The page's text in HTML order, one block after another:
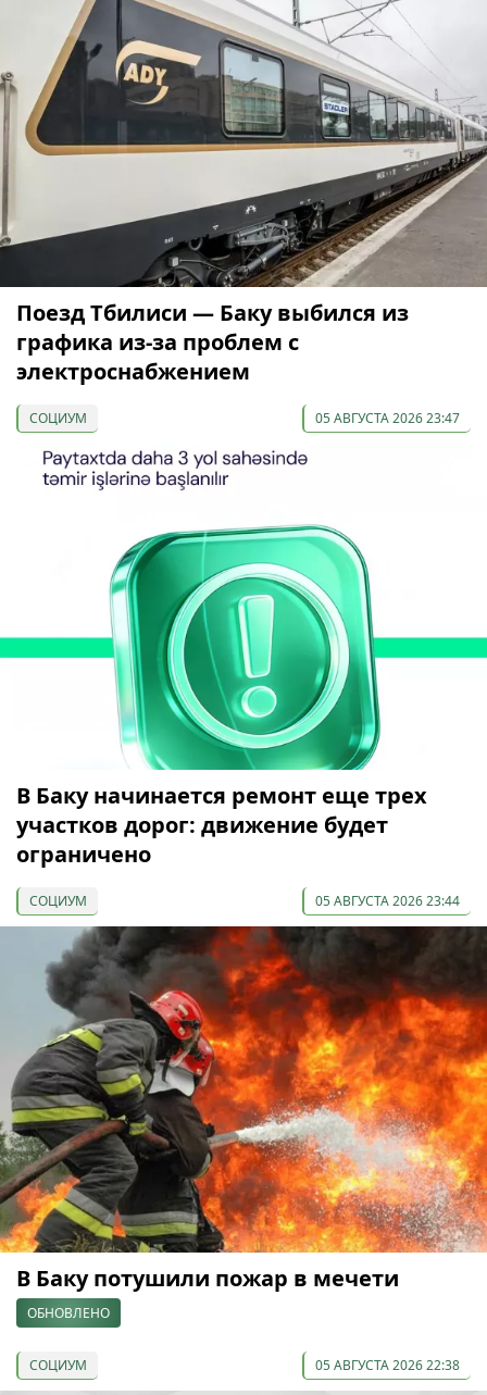
Поезд Тбилиси — Баку выбился из
графика из-за проблем с
электроснабжением
СОЦИУМ 05 АВГУСТА 2026 23:47
В Баку начинается ремонт еще трех
участков дорог: движение будет
ограничено
СОЦИУМ 05 АВГУСТА 2026 23:44
В Баку потушили пожар в мечети
ОБНОВЛЕНО
СОЦИУМ 05 АВГУСТА 2026 22:38